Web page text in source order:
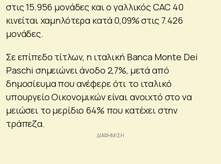
στις 15.956 μονάδες και ο γαλλικός CAC 40
κινείται χαμηλότερα κατά 0,09% στις 7.426
μονάδες.
Σε επίπεδο τίτλων, η ιταλική Banca Monte Dei
Paschi σημειώνει άνοδο 2,7%, μετά από
δημοσίευμα που ανέφερε ότι το ιταλικό
υπουργείο Οικονομικών είναι ανοιχτό στο να
μειώσει το μερίδιο 64% που κατέχει στην
τράπεζα.